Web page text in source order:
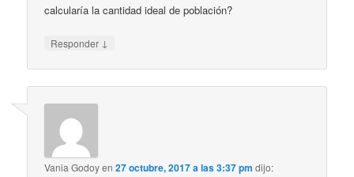
calcularía la cantidad ideal de población?
Responder ↓
Vania Godoyen27 octubre, 2017 a las 3:37 pm dijo: